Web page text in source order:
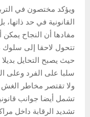
ويؤكد مختصون في
القانونية في حد
مفادها أن النجاح
تتحول لاحقا إلى سلوك
حيث يصبح التحايل
سلبا على الفرد وعلى
ولا تقتصر مخاطر
تشمل أيضا جوانب
تشديد الرقابة داخل